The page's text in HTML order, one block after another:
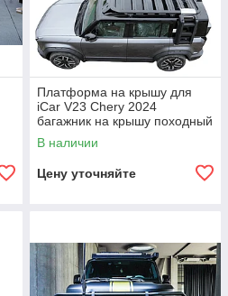
Платформа на крышу для
iCar V23 Chery 2024
багажник на крышу походный
органайзер
В наличии
Цену уточняйте